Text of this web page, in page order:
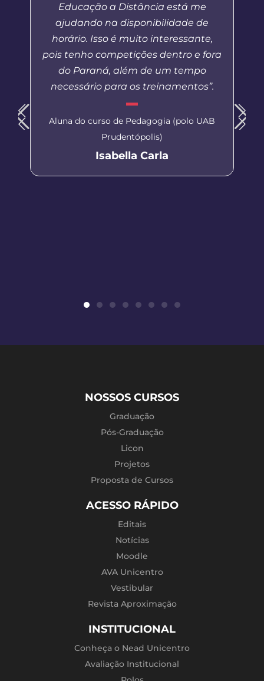
Educação a Distância está me
ajudando na disponibilidade de
horário. Isso é muito interessante,
pois tenho competições dentro e fora
do Paraná, além de um tempo
necessário para os treinamentos”.
Aluna do curso de Pedagogia (polo UAB
Prudentópolis)
Isabella Carla
NOSSOS CURSOS
Graduação
Pós-Graduação
Licon
Projetos
Proposta de Cursos
ACESSO RÁPIDO
Editais
Notícias
Moodle
AVA Unicentro
Vestibular
Revista Aproximação
INSTITUCIONAL
Conheça o Nead Unicentro
Avaliação Institucional